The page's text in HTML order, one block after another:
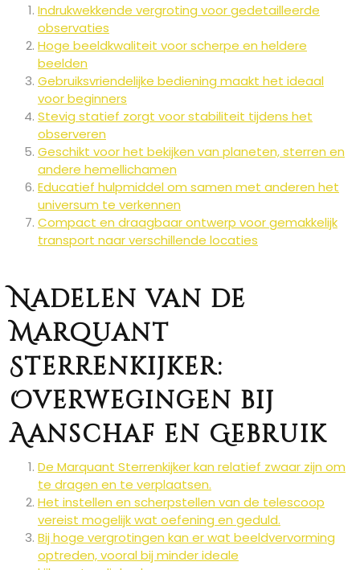
Indrukwekkende vergroting voor gedetailleerde
observaties
Hoge beeldkwaliteit voor scherpe en heldere
beelden
Gebruiksvriendelijke bediening maakt het ideaal
voor beginners
Stevig statief zorgt voor stabiliteit tijdens het
observeren
Geschikt voor het bekijken van planeten, sterren en
andere hemellichamen
Educatief hulpmiddel om samen met anderen het
universum te verkennen
Compact en draagbaar ontwerp voor gemakkelijk
transport naar verschillende locaties
Nadelen van de
Marquant
Sterrenkijker:
Overwegingen bij
Aanschaf en Gebruik
De Marquant Sterrenkijker kan relatief zwaar zijn om
te dragen en te verplaatsen.
Het instellen en scherpstellen van de telescoop
vereist mogelijk wat oefening en geduld.
Bij hoge vergrotingen kan er wat beeldvervorming
optreden, vooral bij minder ideale